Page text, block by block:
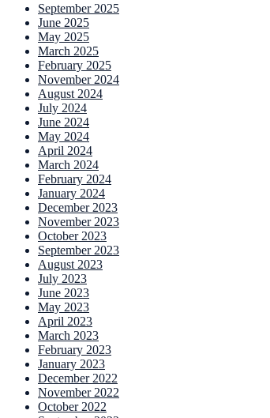
September 2025
June 2025
May 2025
March 2025
February 2025
November 2024
August 2024
July 2024
June 2024
May 2024
April 2024
March 2024
February 2024
January 2024
December 2023
November 2023
October 2023
September 2023
August 2023
July 2023
June 2023
May 2023
April 2023
March 2023
February 2023
January 2023
December 2022
November 2022
October 2022